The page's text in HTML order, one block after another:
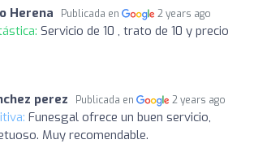
Herena Publicada en 2 years ago
Servicio de 10 , trato de 10 y precio
perez Publicada en 2 years ago
Funesgal ofrece un buen servicio,
Muy recomendable.